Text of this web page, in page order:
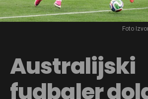
Foto
Australijski
fudbaler